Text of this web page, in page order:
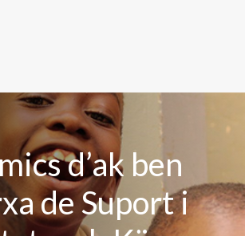
d’ak ben
de Suport i